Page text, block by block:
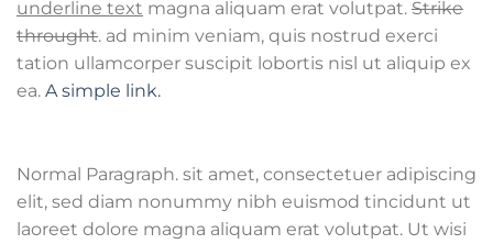
underline text magna aliquam erat volutpat. Strike
throught. ad minim veniam, quis nostrud exerci
tation ullamcorper suscipit lobortis nisl ut aliquip ex
ea. A simple link.
Normal Paragraph. sit amet, consectetuer adipiscing
elit, sed diam nonummy nibh euismod tincidunt ut
laoreet dolore magna aliquam erat volutpat. Ut wisi